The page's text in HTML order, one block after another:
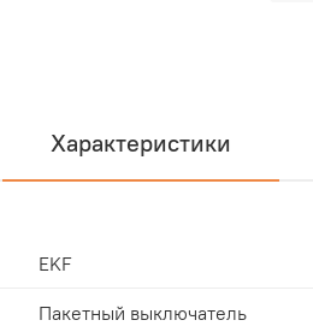
Характеристики
EKF
Пакетный выключатель